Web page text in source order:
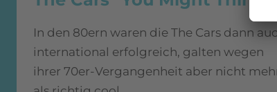
In den 80ern waren die The Cars dann
international erfolgreich, galten wegen
ihrer 70er-Vergangenheit aber nicht